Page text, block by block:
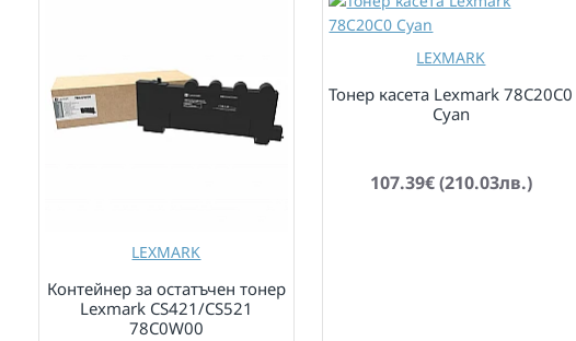
LEXMARK
Контейнер за остатъчен тонер
Lexmark CS421/CS521
78C0W00
LEXMARK
Тонер касета Lexmark 78C20C0
Cyan
107.39€ (210.03лв.)